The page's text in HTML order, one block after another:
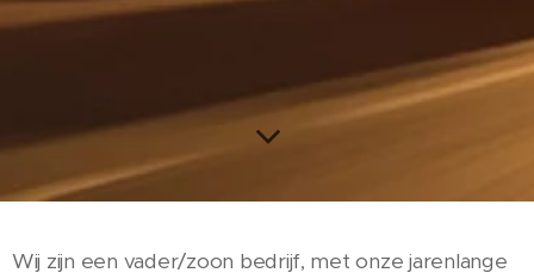
Wij zijn een vader/zoon bedrijf, met onze jarenlange